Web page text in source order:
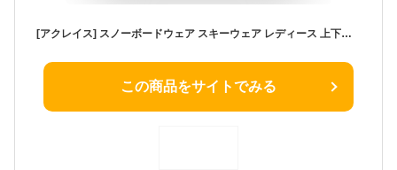
[アクレイス] スノーボードウェア スキーウェア レディース 上下セット スノボウェア スノボーウェア スノーウェア スキー スノーボード al-ss2305-wmpk-ow
この商品をサイトでみる